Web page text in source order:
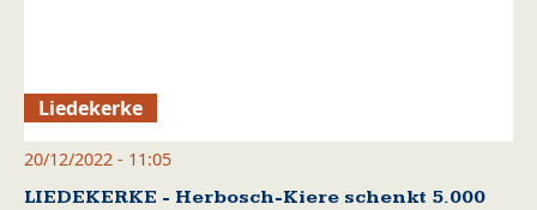
Liedekerke
20/12/2022 - 11:05
LIEDEKERKE - Herbosch-Kiere schenkt 5.000